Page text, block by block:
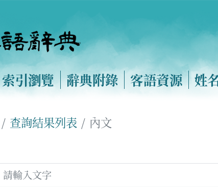
索引瀏覽 辭典附錄 客語資源 姓
查詢結果列表 內文